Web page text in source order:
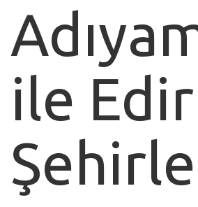
ile